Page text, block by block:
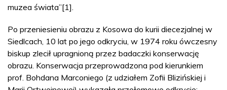
muzea świata”[1].
Po przeniesieniu obrazu z Kosowa do kurii diecezjalnej w
Siedlcach, 10 lat po jego odkryciu, w 1974 roku ówczesny
biskup zlecił upragnioną przez badaczki konserwację
obrazu. Konserwacja przeprowadzona pod kierunkiem
prof. Bohdana Marconiego (z udziałem Zofii Blizińskiej i